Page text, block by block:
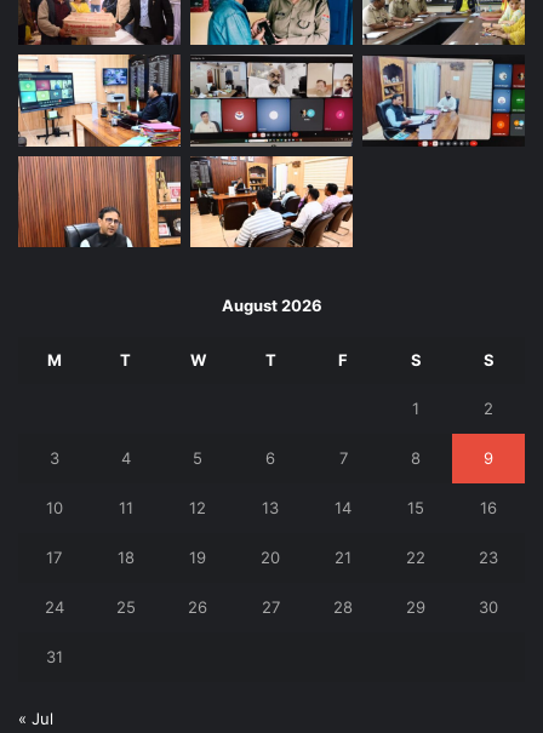
August 2026
M T W T F S S
1 2
3 4 5 6 7 8 9
10 11 12 13 14 15 16
17 18 19 20 21 22 23
24 25 26 27 28 29 30
31
« Jul